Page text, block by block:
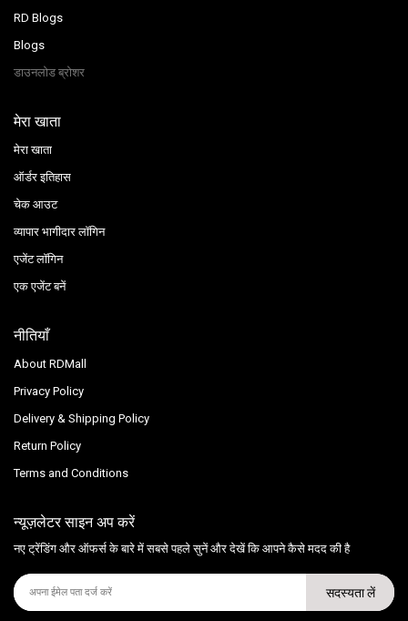
RD Blogs
Blogs
डाउनलोड ब्रोशर
मेरा खाता
मेरा खाता
ऑर्डर इतिहास
चेक आउट
व्यापार भागीदार लॉगिन
एजेंट लॉगिन
एक एजेंट बनें
नीतियाँ
About RDMall
Privacy Policy
Delivery & Shipping Policy
Return Policy
Terms and Conditions
न्यूज़लेटर साइन अप करें
नए ट्रेंडिंग और ऑफर्स के बारे में सबसे पहले सुनें और देखें कि आपने कैसे मदद की है
सदस्यता लें